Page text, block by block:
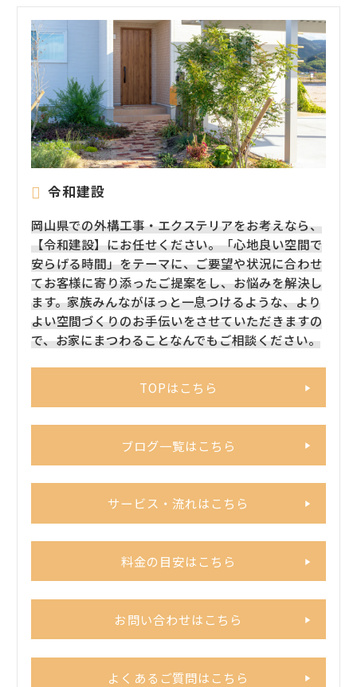
令和建設
岡山県での外構工事・エクステリアをお考えなら、
【令和建設】にお任せください。「心地良い空間で
安らげる時間」をテーマに、ご要望や状況に合わせ
てお客様に寄り添ったご提案をし、お悩みを解決し
ます。家族みんながほっと一息つけるような、より
よい空間づくりのお手伝いをさせていただきますの
で、お家にまつわることなんでもご相談ください。
TOPはこちら
ブログ一覧はこちら
サービス・流れはこちら
料金の目安はこちら
お問い合わせはこちら
よくあるご質問はこちら